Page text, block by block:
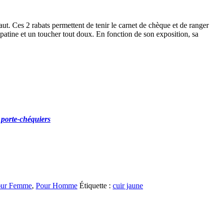
Ces 2 rabats permettent de tenir le carnet de chèque et de ranger
et un toucher tout doux. En fonction de son exposition, sa
chéquiers
Femme, Pour Homme Étiquette : cuir jaune